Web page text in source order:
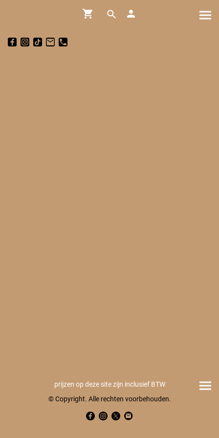
prijzen op deze site zijn inclusief BTW
© Copyright. Alle rechten voorbehouden.